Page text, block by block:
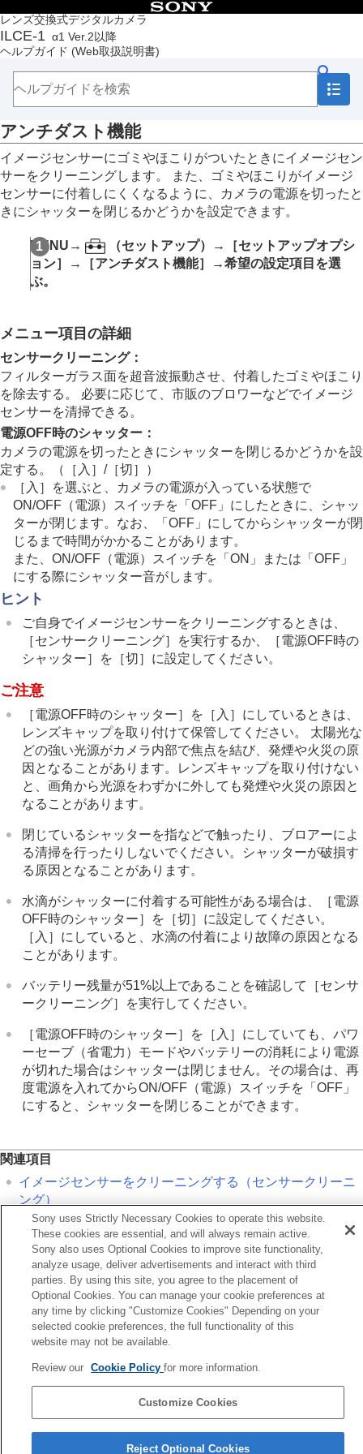
レンズ交換式デジタルカメラ
ILCE-1 α1 Ver.2以降
ヘルプガイド (Web取扱説明書)
目次
トップページ
ヘルプガイドの使いかた
本体と付属品を確認する
本機の基本操作
準備/基本的な撮影
MENU一覧から機能を探す
撮影機能を活用する
カメラをカスタマイズする
再生する
メモリーカードの設定
ファイルの設定
USB設定
外部出力設定
一般設定
エリア/日時設定
電子音
ビデオライトモード
赤外線リモコン
アンチダスト機能
オートピクセルマッピング
ピクセルマッピング
バージョン
シリアル番号表示
プライバシー通知
認証マーク表示
設定の保存/読込
スマートフォンでできること
パソコンでできること
クラウドサービスを利用する
故障かな？と思ったら
アンチダスト機能
イメージセンサーにゴミやほこりがついたときにイメージセン
サーをクリーニングします。 また、ゴミやほこりがイメージ
センサーに付着しにくくなるように、カメラの電源を切ったと
きにシャッターを閉じるかどうかを設定できます。
MENU → （セットアップ）→
［セットアップオプシ
ョン］
→ ［アンチダスト機能］
→希望の設定項目を選
ぶ。
メニュー項目の詳細
センサークリーニング：
フィルターガラス面を超音波振動させ、付着したゴミやほこり
を除去する。 必要に応じて、市販のブロワーなどでイメージ
センサーを清掃できる。
電源OFF時のシャッター ：
カメラの電源を切ったときにシャッターを閉じるかどうかを設
定する。（
［入］ /［切］
）
［入］
を選ぶと、カメラの電源が入っている状態で
ON/OFF（電源）スイッチを「OFF」にしたときに、シャッ
ターが閉じます。なお、「OFF」にしてからシャッターが閉
じるまで時間がかかることがあります。
また、ON/OFF（電源）スイッチを「ON」または「OFF」
にする際にシャッター音がします。
ヒント
ご自身でイメージセンサーをクリーニングするときは、
［センサークリーニング］ を実行するか、
［電源OFF時の
シャッター］ を ［切］ に設定してください。
ご注意
［電源OFF時のシャッター］ を ［入］ にしているときは、
レンズキャップを取り付けて保管してください。 太陽光な
どの強い光源がカメラ内部で焦点を結び、発煙や火災の原
因となることがあります。レンズキャップを取り付けない
と、画角から光源をわずかに外しても発煙や火災の原因と
なることがあります。
閉じているシャッターを指などで触ったり、ブロアーによ
る清掃を行ったりしないでください。シャッターが破損す
る原因となることがあります。
水滴がシャッターに付着する可能性がある場合は、
［電源
OFF時のシャッター］ を ［切］ に設定してください。
［入］ にしていると、水滴の付着により故障の原因となる
ことがあります。
バッテリー残量が51%以上であることを確認して
［センサ
ークリーニング］ を実行してください。
［電源OFF時のシャッター］ を ［入］ にしていても、パワ
ーセーブ（省電力）モードやバッテリーの消耗により電源
が切れた場合はシャッターは閉じません。その場合は、再
度電源を入れてからON/OFF（電源）スイッチを「OFF」
にすると、シャッターを閉じることができます。
関連項目
イメージセンサーをクリーニングする（センサークリーニ
ング）
線リモコン
次へ
オートピクセルマッピ
TP1001368899
お使いのカメラの本体ソフトウェアがVer.2.00未満の場合は下記URLの
ヘルプガイドをご覧ください。
https://helpguide.sony.net/ilc/2040/v1/ja/index.html
Copyright 2024 Sony Corporation
Sony uses Strictly Necessary Cookies to operate this website.
These cookies are essential, and will always remain active.
Sony also uses Optional Cookies to improve site functionality,
analyze usage, deliver advertisements and interact with third
parties. By using this site, you agree to the placement of
Optional Cookies. You can manage your cookie preferences at
any time by clicking "Customize Cookies" Depending on your
selected cookie preferences, the full functionality of this
website may not be available.
Review our Cookie Policyfor more information.
Customize Cookies
Reject Optional Cookies